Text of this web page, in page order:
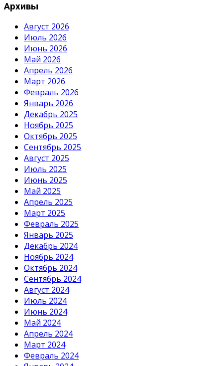
Архивы
Август 2026
Июль 2026
Июнь 2026
Май 2026
Апрель 2026
Март 2026
Февраль 2026
Январь 2026
Декабрь 2025
Ноябрь 2025
Октябрь 2025
Сентябрь 2025
Август 2025
Июль 2025
Июнь 2025
Май 2025
Апрель 2025
Март 2025
Февраль 2025
Январь 2025
Декабрь 2024
Ноябрь 2024
Октябрь 2024
Сентябрь 2024
Август 2024
Июль 2024
Июнь 2024
Май 2024
Апрель 2024
Март 2024
Февраль 2024